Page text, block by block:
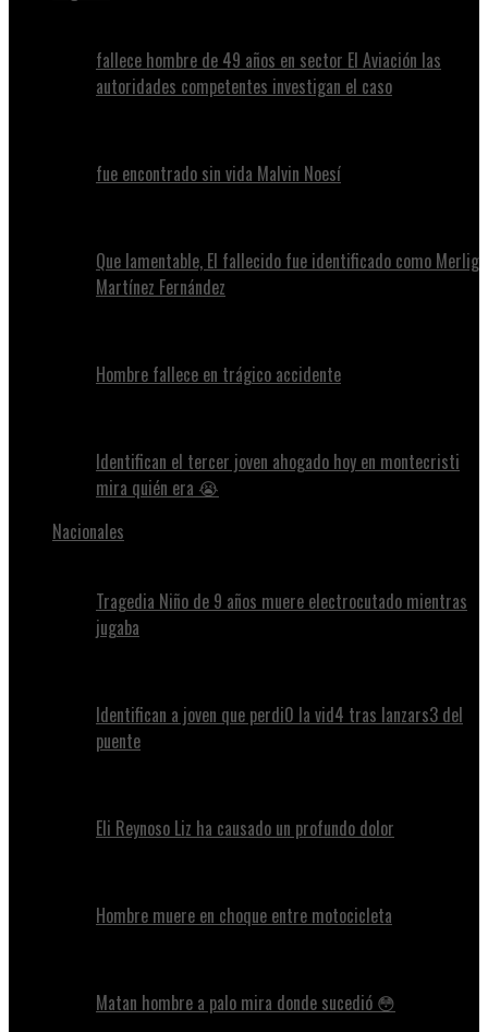
fallece hombre de 49 años en sector El Aviación las
autoridades competentes investigan el caso
fue encontrado sin vida Malvin Noesí
Que lamentable, El fallecido fue identificado como Merlig
Martínez Fernández
Hombre fallece en trágico accidente
Identifican el tercer joven ahogado hoy en montecristi
mira quién era 😭
Nacionales
Tragedia Niño de 9 años muere electrocutado mientras
jugaba
Identifican a joven que perdi0 la vid4 tras lanzars3 del
puente
Eli Reynoso Liz ha causado un profundo dolor
Hombre muere en choque entre motocicleta
Matan hombre a palo mira donde sucedió 😳